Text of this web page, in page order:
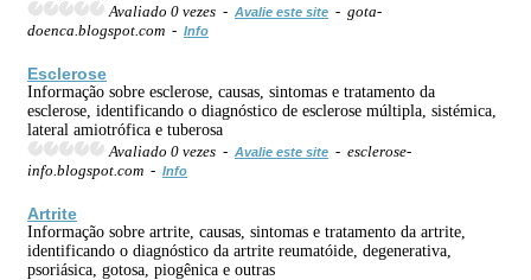
Avaliado 0 vezes - Avalie este site - gota-
doenca.blogspot.com - Info
Esclerose
Informação sobre esclerose, causas, sintomas e tratamento da
esclerose, identificando o diagnóstico de esclerose múltipla, sistémica,
lateral amiotrófica e tuberosa
Avaliado 0 vezes - Avalie este site - esclerose-
info.blogspot.com - Info
Artrite
Informação sobre artrite, causas, sintomas e tratamento da artrite,
identificando o diagnóstico da artrite reumatóide, degenerativa,
psoriásica, gotosa, piogênica e outras